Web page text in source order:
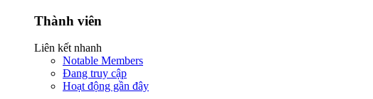
Thành viên
Liên kết nhanh
Notable Members
Đang truy cập
Hoạt động gần đây